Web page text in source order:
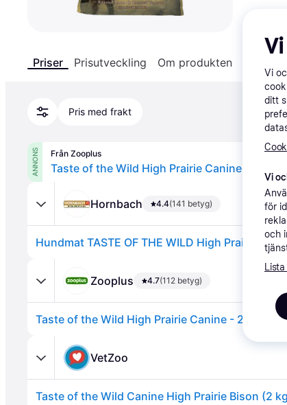
Priser Prisutveckling Om produkten
Pris med frakt
ANNONS Från Zooplus
Taste of the Wild High Prairie Canine - 2 kg
Hornbach 4.4(141 betyg)
Zooplus 4.7(112 betyg)
Taste of the Wild High Prairie Canine - 2 kg
VetZoo
Taste of the Wild Canine High Prairie Bison (2
Vi
ditt
Vi
för
och